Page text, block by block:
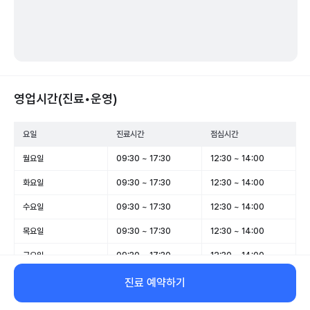
영업시간(진료•운영)
요일 진료시간 점심시간
월요일 09:30 ~ 17:30 12:30 ~ 14:00
화요일 09:30 ~ 17:30 12:30 ~ 14:00
수요일 09:30 ~ 17:30 12:30 ~ 14:00
목요일 09:30 ~ 17:30 12:30 ~ 14:00
금요일 09:30 ~ 17:30 12:30 ~ 14:00
09:30 ~ 12:00
일요일 휴무 -
진료 예약하기